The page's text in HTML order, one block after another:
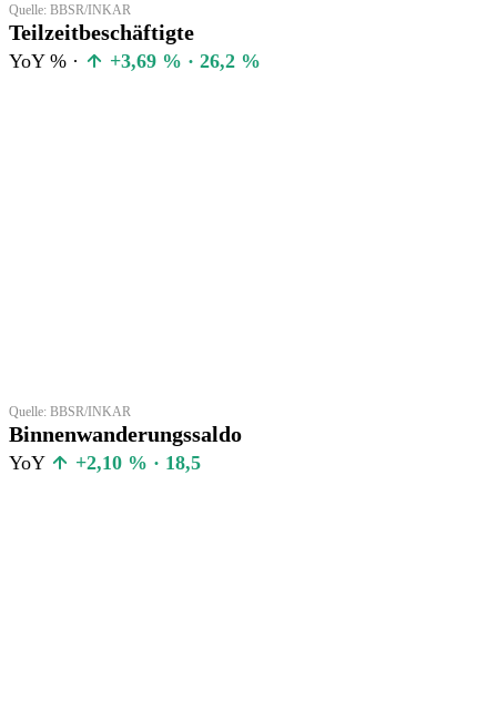
Quelle: BBSR/INKAR
Teilzeitbeschäftigte
YoY % · +3,69 % · 26,2 %
Quelle: BBSR/INKAR
Binnenwanderungssaldo
YoY +2,10 % · 18,5